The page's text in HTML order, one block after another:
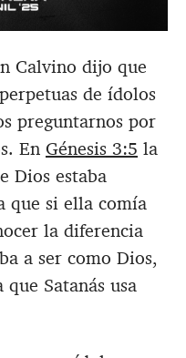
Calvino dijo que
de ídolos
preguntarnos por
En Génesis 3:5 la
Dios estaba
que si ella comía
la diferencia
a ser como Dios,
Satanás usa